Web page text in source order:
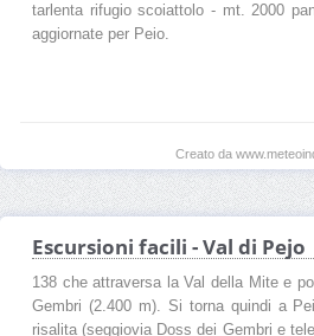
tarlenta rifugio scoiattolo - mt. 2000
aggiornate per Peio.
Creato da
Escursioni facili - Val di Pejo
138 che attraversa la Val della Mite e
Gembri (2.400 m). Si torna quindi a
risalita (seggiovia Doss dei Gembri e